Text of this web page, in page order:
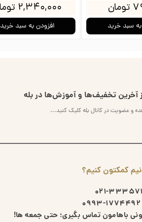
۲,۳۴۰,۰۰۰ تومان
افزودن به سبد خرید سبد خرید
کمکتون کنیم؟
1774492-0993
باهامون تماس بگیری؛ حتی جمعه ها!
آخرین تخفیف‌ها و آموزش‌ها در بله
و عضویت در کانال بله کلیک کنید...